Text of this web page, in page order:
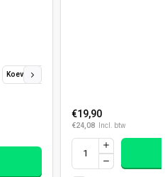
Koevoet met smalle klauw 254 mm
€19,90
€24,08 Incl. btw